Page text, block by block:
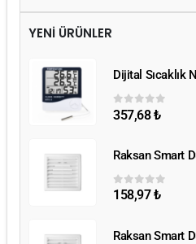
YENİ ÜRÜNLER
05 üzerinden
357,68₺
0 5 üzerinden
158,97₺